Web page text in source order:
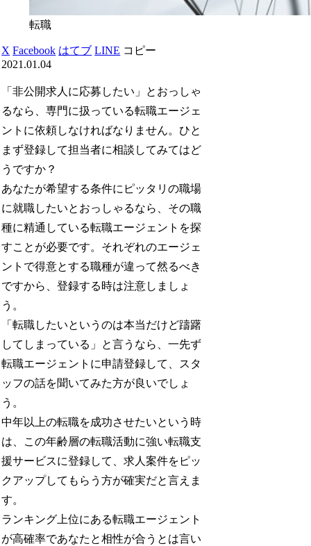
転職
X Facebook はてブ LINE コピー
2021.01.04
「非公開求人に応募したい」とおっしゃ
るなら、専門に扱っている転職エージェ
ントに依頼しなければなりません。ひと
まず登録して担当者に相談してみてはど
うですか？
あなたが希望する条件にピッタリの職場
に就職したいとおっしゃるなら、その職
種に精通している転職エージェントを探
すことが必要です。それぞれのエージェ
ントで得意とする職種が違って然るべき
ですから、登録する時は注意しましょ
う。
「転職したいというのは本当だけど躊躇
してしまっている」と言うなら、一先ず
転職エージェントに申請登録して、スタ
ッフの話を聞いてみた方が良いでしょ
う。
中年以上の転職を成功させたいという時
は、この年齢層の転職活動に強い転職支
援サービスに登録して、求人案件をピッ
クアップしてもらう方が確実だと言えま
す。
ランキング上位にある転職エージェント
が高確率であなたと相性が合うとは言い